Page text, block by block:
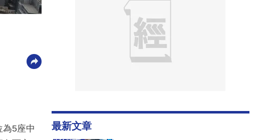
5座中
最新文章